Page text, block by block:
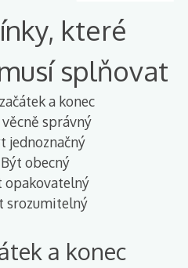
které
splňovat
a konec
správný
jednoznačný
Být obecný
opakovatelný
srozumitelný
a konec